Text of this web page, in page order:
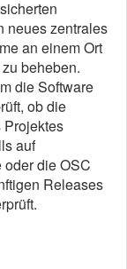
neues zentrales
an einem Ort
beheben.
die Software
ob die
auf
oder die OSC
Releases